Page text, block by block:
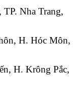
Nha Trang,
H. Hóc Môn,
H. Krông Pắc,